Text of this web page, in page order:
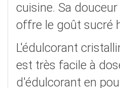
cuisine. Sa
offre le goût sucré
L'édulcorant
est très facile à
d'édulcorant en